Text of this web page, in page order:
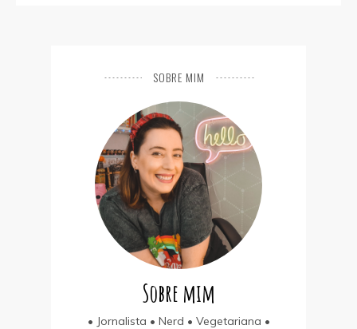
SOBRE MIM
Sobre mim
• Jornalista • Nerd • Vegetariana •